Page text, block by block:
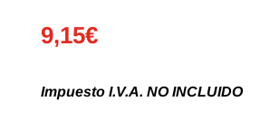
9,15€
Impuesto I.V.A. NO INCLUIDO